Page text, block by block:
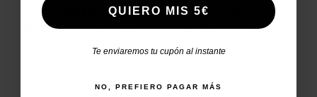
Precio
29,95 € Precio base
59,95 € -51%
Precio
39,95 € Precio base
79,95 € -51%
QUIERO MIS 5€
Te enviaremos tu cupón al instante
NO, PREFIERO PAGAR MÁS